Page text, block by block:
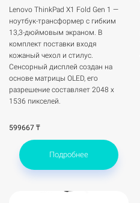
Lenovo ThinkPad X1 Fold Gen 1 —
ноутбук-трансформер с гибким
13,3-дюймовым экраном. В
комплект поставки входя
кожаный чехол и стилус.
Сенсорный дисплей создан на
основе матрицы OLED, его
разрешение составляет 2048 х
1536 пикселей.
599667 ₸
Подробнее